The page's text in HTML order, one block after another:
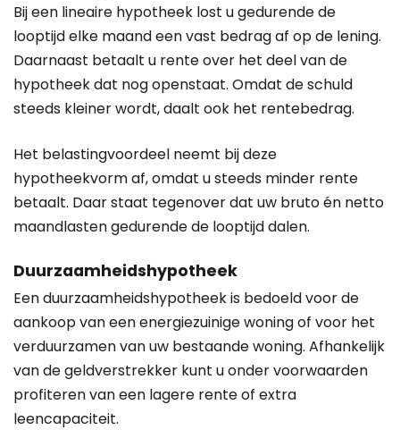
Bij een lineaire hypotheek lost u gedurende de
looptijd elke maand een vast bedrag af op de lening.
Daarnaast betaalt u rente over het deel van de
hypotheek dat nog openstaat. Omdat de schuld
steeds kleiner wordt, daalt ook het rentebedrag.
Het belastingvoordeel neemt bij deze
hypotheekvorm af, omdat u steeds minder rente
betaalt. Daar staat tegenover dat uw bruto én netto
maandlasten gedurende de looptijd dalen.
Duurzaamheidshypotheek
Een duurzaamheidshypotheek is bedoeld voor de
aankoop van een energiezuinige woning of voor het
verduurzamen van uw bestaande woning. Afhankelijk
van de geldverstrekker kunt u onder voorwaarden
profiteren van een lagere rente of extra
leencapaciteit.